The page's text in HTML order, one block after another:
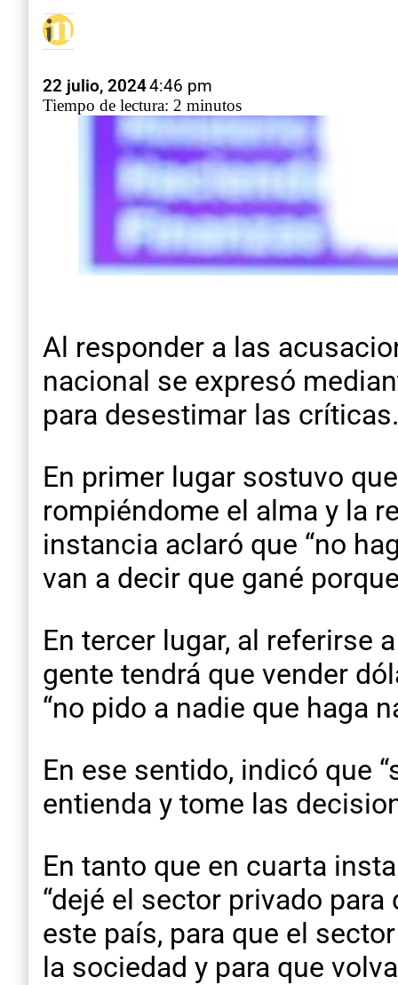
22 julio, 20244:46 pm
Tiempo de lectura: 2 minutos
Al responder a las
nacional se expresó
para desestimar las críticas.
En primer lugar sostuvo
rompiéndome el alma y la
instancia aclaró que “no
van a decir que gané
En tercer lugar, al referirse
gente tendrá que vender
“no pido a nadie que haga
En ese sentido, indicó que
entienda y tome las
En tanto que en cuarta
“dejé el sector privado
este país, para que el
la sociedad y para que